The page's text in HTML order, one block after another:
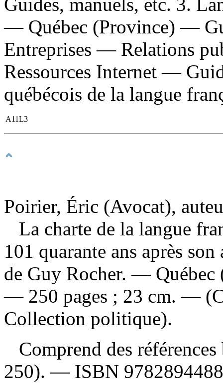
— Québec (Province) —
Entreprises — Relations
Ressources Internet —
québécois de la langue
A11L3
Poirier, Éric (Avocat),
La charte de la langue
101 quarante ans après
de Guy Rocher. — Québec
— 250 pages ; 23 cm. —
Collection politique).
Comprend des
250). — ISBN